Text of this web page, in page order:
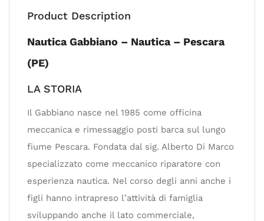
Product Description
Nautica Gabbiano – Nautica – Pescara
(PE)
LA STORIA
Il Gabbiano nasce nel 1985 come officina
meccanica e rimessaggio posti barca sul lungo
fiume Pescara. Fondata dal sig. Alberto Di Marco
specializzato come meccanico riparatore con
esperienza nautica. Nel corso degli anni anche i
figli hanno intrapreso l’attività di famiglia
sviluppando anche il lato commerciale,